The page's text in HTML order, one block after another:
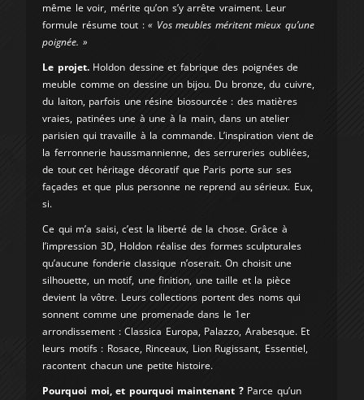
même le voir, mérite qu’on s’y arrête vraiment. Leur
formule résume tout : « Vos meubles méritent mieux qu’une
poignée. »
Le projet.Holdon dessine et fabrique des poignées de
meuble comme on dessine un bijou. Du bronze, du cuivre,
du laiton, parfois une résine biosourcée : des matières
vraies, patinées une à une à la main, dans un atelier
parisien qui travaille à la commande. L’inspiration vient de
la ferronnerie haussmannienne, des serrureries oubliées,
de tout cet héritage décoratif que Paris porte sur ses
façades et que plus personne ne reprend au sérieux. Eux,
si.
Ce qui m’a saisi, c’est la liberté de la chose. Grâce à
l’impression 3D, Holdon réalise des formes sculpturales
qu’aucune fonderie classique n’oserait. On choisit une
silhouette, un motif, une finition, une taille et la pièce
devient la vôtre. Leurs collections portent des noms qui
sonnent comme une promenade dans le 1er
arrondissement : Classica Europa, Palazzo, Arabesque. Et
leurs motifs : Rosace, Rinceaux, Lion Rugissant, Essentiel,
racontent chacun une petite histoire.
Pourquoi moi, et pourquoi maintenant ?Parce qu’un